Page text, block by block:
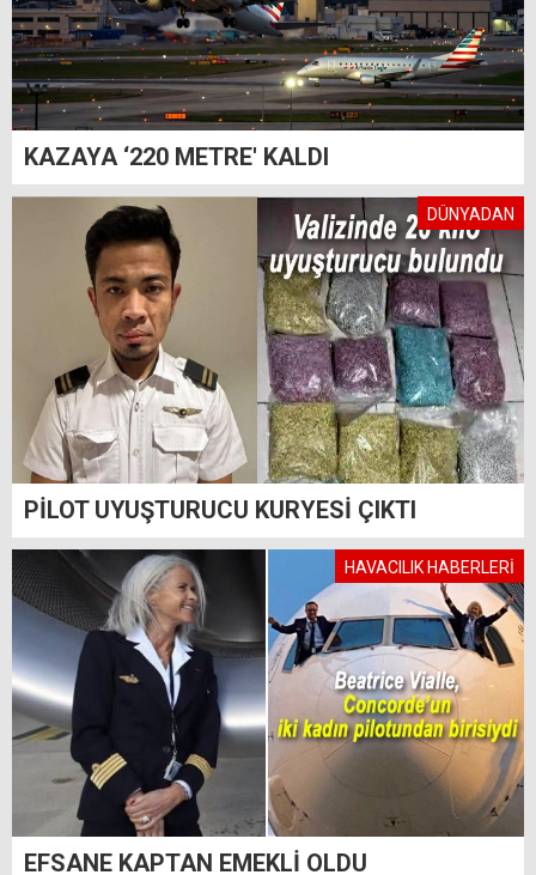
KAZAYA ‘220 METRE' KALDI
DÜNYADAN
PİLOT UYUŞTURUCU KURYESİ ÇIKTI
HAVACILIK HABERLERİ
EFSANE KAPTAN EMEKLİ OLDU